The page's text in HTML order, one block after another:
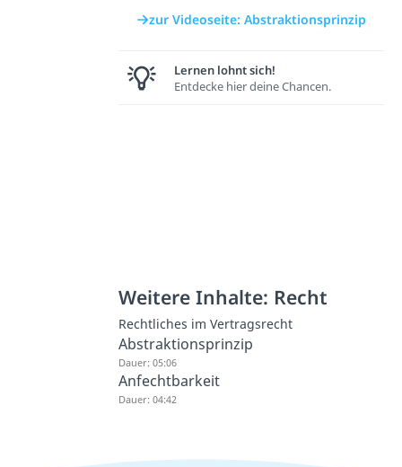
zur Videoseite: Abstraktionsprinzip
Lernen lohnt sich!
Entdecke hier deine Chancen.
Weitere Inhalte: Recht
Rechtliches im Vertragsrecht
Abstraktionsprinzip
Dauer: 05:06
Anfechtbarkeit
Dauer: 04:42